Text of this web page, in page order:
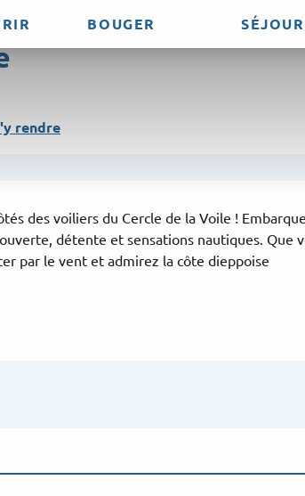
BOUGER
rendre
des voiliers du Cercle de la Voile !
détente et sensations nautiques. Que
par le vent et admirez la côte dieppoise